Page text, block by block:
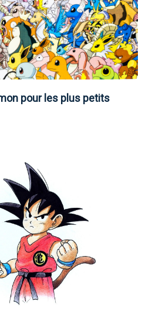
pour les plus petits